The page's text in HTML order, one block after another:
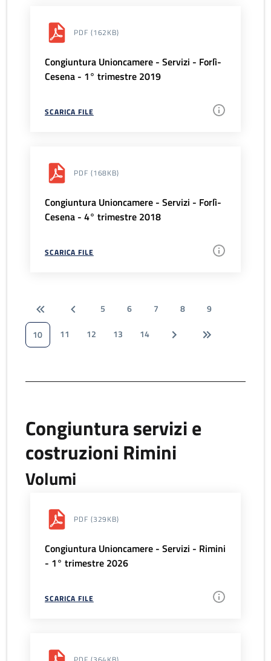
PDF (162KB)
Congiuntura Unioncamere - Servizi - Forlì-
Cesena - 1° trimestre 2019
SCARICA FILE
PDF (168KB)
Congiuntura Unioncamere - Servizi - Forlì-
Cesena - 4° trimestre 2018
SCARICA FILE
5 6 7 8
9
10
11 12 13 14
Congiuntura servizi e
costruzioni Rimini
Volumi
PDF (329KB)
Congiuntura Unioncamere - Servizi - Rimini
- 1° trimestre 2026
SCARICA FILE